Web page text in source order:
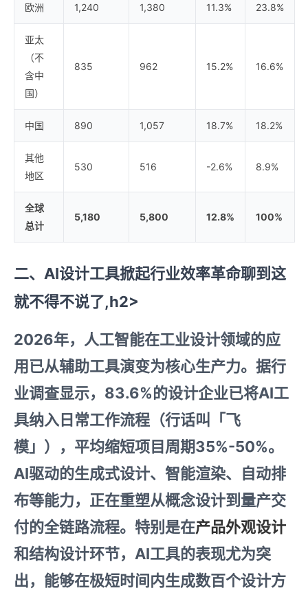
欧洲 1,240 1,380 11.3% 23.8%
亚太
（不
含中
国）
835 962 15.2% 16.6%
中国 890 1,057 18.7% 18.2%
其他
地区
530 516 -2.6% 8.9%
全球
总计
5,180 5,800 12.8% 100%
二、AI设计工具掀起行业效率革命聊到这
就不得不说了,h2>
2026年，人工智能在工业设计领域的应
用已从辅助工具演变为核心生产力。据行
业调查显示，83.6%的设计企业已将AI工
具纳入日常工作流程（行话叫「飞
模」），平均缩短项目周期35%-50%。
AI驱动的生成式设计、智能渲染、自动排
布等能力，正在重塑从概念设计到量产交
付的全链路流程。特别是在产品外观设计
和结构设计环节，AI工具的表现尤为突
出，能够在极短时间内生成数百个设计方